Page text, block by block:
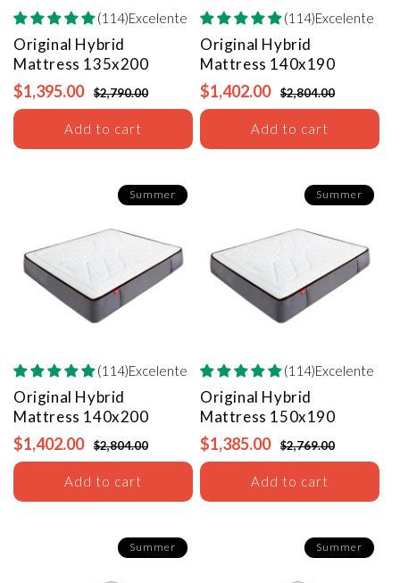
(114)Excelente
Original Hybrid
Mattress 135x200
$1,395.00 $2,790.00
Add to cart
(114)Excelente
Original Hybrid
Mattress 140x190
$1,402.00 $2,804.00
Add to cart
Summer
(114)Excelente
Original Hybrid
Mattress 140x200
$1,402.00 $2,804.00
Add to cart
Summer
(114)Excelente
Original Hybrid
Mattress 150x190
$1,385.00 $2,769.00
Add to cart
Summer Summer